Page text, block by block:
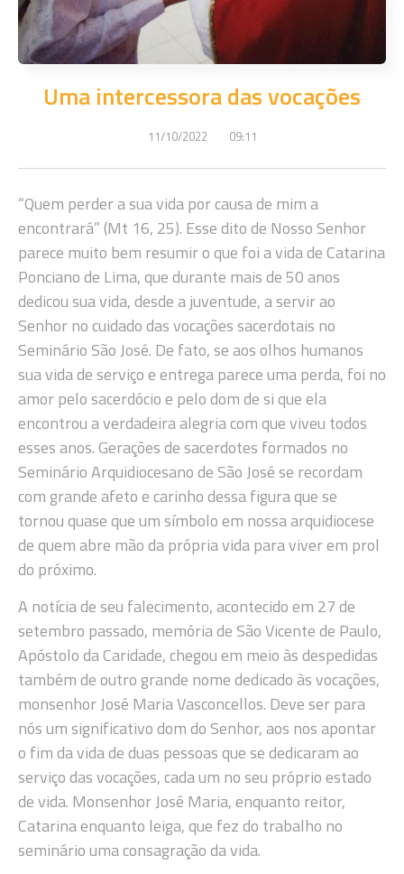
Uma intercessora das vocações
11/10/2022 09:11
“Quem perder a sua vida por causa de mim a
encontrará” (Mt 16, 25). Esse dito de Nosso Senhor
parece muito bem resumir o que foi a vida de Catarina
Ponciano de Lima, que durante mais de 50 anos
dedicou sua vida, desde a juventude, a servir ao
Senhor no cuidado das vocações sacerdotais no
Seminário São José. De fato, se aos olhos humanos
sua vida de serviço e entrega parece uma perda, foi no
amor pelo sacerdócio e pelo dom de si que ela
encontrou a verdadeira alegria com que viveu todos
esses anos. Gerações de sacerdotes formados no
Seminário Arquidiocesano de São José se recordam
com grande afeto e carinho dessa figura que se
tornou quase que um símbolo em nossa arquidiocese
de quem abre mão da própria vida para viver em prol
do próximo.
A notícia de seu falecimento, acontecido em 27 de
setembro passado, memória de São Vicente de Paulo,
Apóstolo da Caridade, chegou em meio às despedidas
também de outro grande nome dedicado às vocações,
monsenhor José Maria Vasconcellos. Deve ser para
nós um significativo dom do Senhor, aos nos apontar
o fim da vida de duas pessoas que se dedicaram ao
serviço das vocações, cada um no seu próprio estado
de vida. Monsenhor José Maria, enquanto reitor,
Catarina enquanto leiga, que fez do trabalho no
seminário uma consagração da vida.